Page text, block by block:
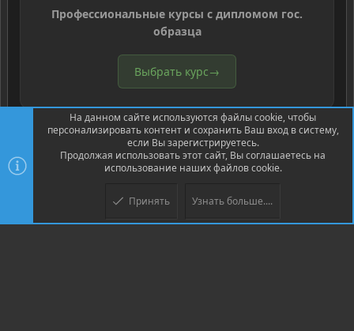
Профессиональные курсы с дипломом гос.
образца
Выбрать курс→
Community platform by XenForo ® © 2010-2026 XenForo Ltd.
© Jason Axelrod of 8WAYRUN
На данном сайте используются файлы cookie, чтобы
персонализировать контент и сохранить Ваш вход в систему,
если Вы зарегистрируетесь.
Продолжая использовать этот сайт, Вы соглашаетесь на
использование наших файлов cookie.
Принять Узнать больше....